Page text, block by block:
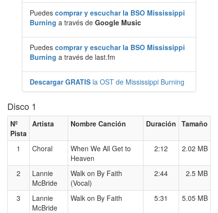
Puedes comprar y escuchar la BSO Mississippi
Burning a través de Google Music
Puedes comprar y escuchar la BSO Mississippi
Burning a través de last.fm
Descargar GRATIS la OST de Mississippi Burning
Disco 1
Nº
Pista
Artista Nombre Canción Duración Tamaño
1 Choral
When We All Get to
Heaven
2:12 2.02 MB
2
Lannie
McBride
Walk on By Faith
(Vocal)
2:44 2.5 MB
3
Lannie
McBride
Walk on By Faith 5:31 5.05 MB